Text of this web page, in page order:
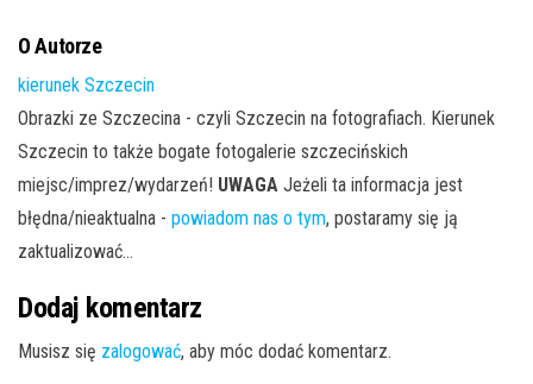
O Autorze
kierunek Szczecin
Obrazki ze Szczecina - czyli Szczecin na fotografiach. Kierunek
Szczecin to także bogate fotogalerie szczecińskich
miejsc/imprez/wydarzeń! UWAGA Jeżeli ta informacja jest
błędna/nieaktualna - powiadom nas o tym, postaramy się ją
zaktualizować...
Dodaj komentarz
Musisz się zalogować, aby móc dodać komentarz.